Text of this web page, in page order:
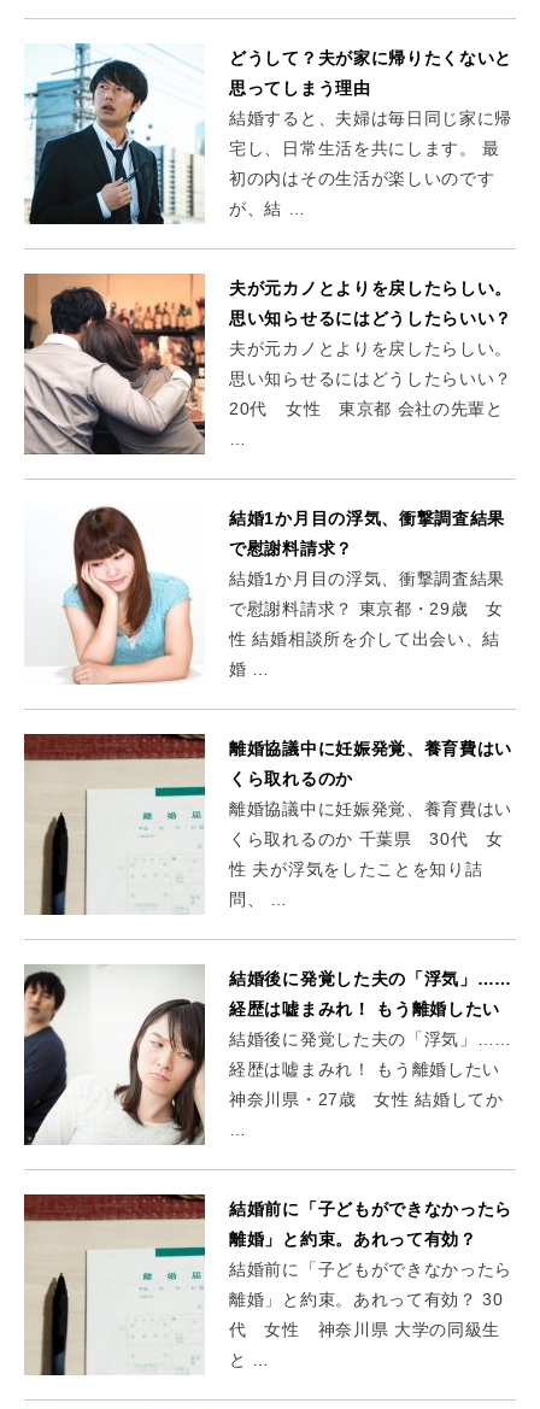
どうして？夫が家に帰りたくないと
思ってしまう理由
結婚すると、夫婦は毎日同じ家に帰
宅し、日常生活を共にします。 最
初の内はその生活が楽しいのです
が、結 …
夫が元カノとよりを戻したらしい。
思い知らせるにはどうしたらいい？
夫が元カノとよりを戻したらしい。
思い知らせるにはどうしたらいい？
20代 女性 東京都 会社の先輩と
結婚1か月目の浮気、衝撃調査結果
で慰謝料請求？
結婚1か月目の浮気、衝撃調査結果
で慰謝料請求？ 東京都・29歳 女
性 結婚相談所を介して出会い、結
婚 …
離婚協議中に妊娠発覚、養育費はい
くら取れるのか
離婚協議中に妊娠発覚、養育費はい
くら取れるのか 千葉県 30代 女
性 夫が浮気をしたことを知り詰
問、 …
結婚後に発覚した夫の「浮気」……
経歴は嘘まみれ！ もう離婚したい
結婚後に発覚した夫の「浮気」……
経歴は嘘まみれ！ もう離婚したい
神奈川県・27歳 女性 結婚してか
結婚前に「子どもができなかったら
離婚」と約束。あれって有効？
結婚前に「子どもができなかったら
離婚」と約束。あれって有効？ 30
代 女性 神奈川県 大学の同級生
と …